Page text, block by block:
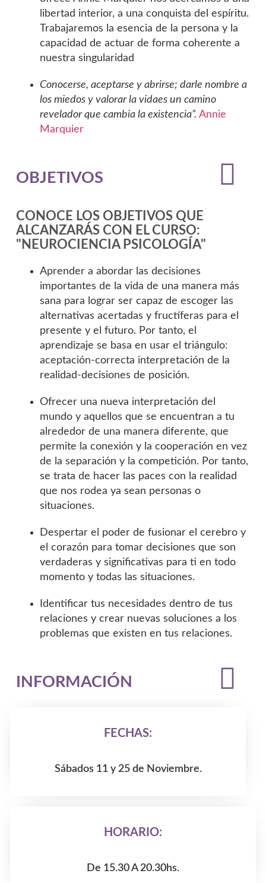
libertad interior, a una conquista del espíritu.
Trabajaremos la esencia de la persona y la
capacidad de actuar de forma coherente a
nuestra singularidad
Conocerse, aceptarse y abrirse; darle nombre a
los miedos y valorar la vidaes un camino
revelador que cambia la existencia”. Annie
Marquier
OBJETIVOS
CONOCE LOS OBJETIVOS QUE
ALCANZARÁS CON EL CURSO:
"NEUROCIENCIA PSICOLOGÍA"
Aprender a abordar las decisiones
importantes de la vida de una manera más
sana para lograr ser capaz de escoger las
alternativas acertadas y fructíferas para el
presente y el futuro. Por tanto, el
aprendizaje se basa en usar el triángulo:
aceptación-correcta interpretación de la
realidad-decisiones de posición.
Ofrecer una nueva interpretación del
mundo y aquellos que se encuentran a tu
alrededor de una manera diferente, que
permite la conexión y la cooperación en vez
de la separación y la competición. Por tanto,
se trata de hacer las paces con la realidad
que nos rodea ya sean personas o
situaciones.
Despertar el poder de fusionar el cerebro y
el corazón para tomar decisiones que son
verdaderas y significativas para ti en todo
momento y todas las situaciones.
Identificar tus necesidades dentro de tus
relaciones y crear nuevas soluciones a los
problemas que existen en tus relaciones.
INFORMACIÓN
FECHAS:
Sábados 11 y 25 de Noviembre.
HORARIO:
De 15.30 A 20.30hs.